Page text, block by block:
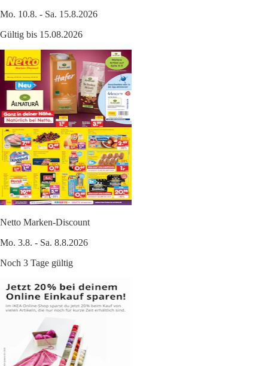
Mo. 10.8. - Sa. 15.8.2026
Gültig bis 15.08.2026
Netto Marken-Discount
Mo. 3.8. - Sa. 8.8.2026
Noch 3 Tage gültig